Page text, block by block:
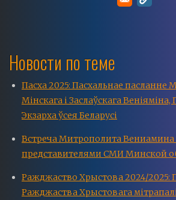
Новости по теме
Пасха 2025: Пасхальнае пасланне
Мінскага і Заслаўскага
Экзарха ўсея Беларусі
Встреча Митрополита Вениамина
представителями СМИ Минской
Ражджаство Хрыстова 2024/2025:
Ражджаства Хрыстовага